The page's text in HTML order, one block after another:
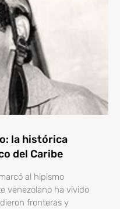
la histórica
del Caribe
al hipismo
venezolano ha vivido
fronteras y